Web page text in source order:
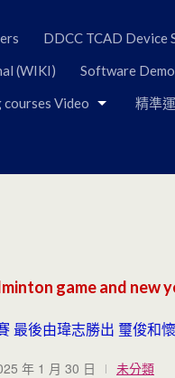
DDCC TCAD Device
(WIKI)
Software Demo
courses Video
精準
game and new
最後由瑋志勝出 璽俊和
年 1 月 30 日 未分類